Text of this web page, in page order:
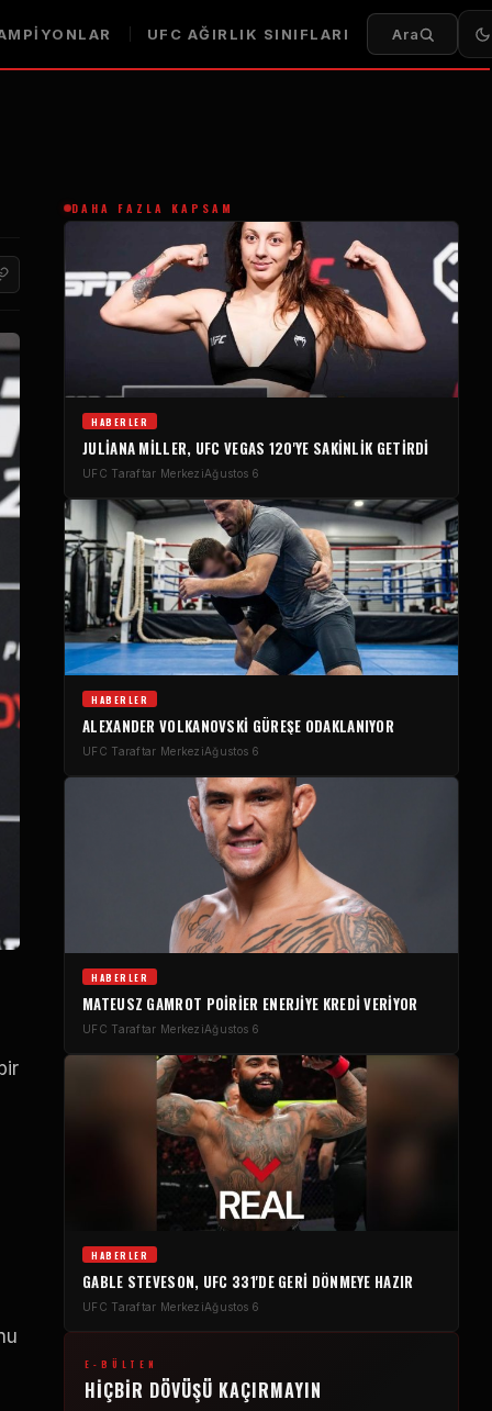
UFC AĞIRLIK SINIFLARI Ara
DAHA FAZLA KAPSAM
HABERLER
JULIANA MILLER, UFC VEGAS 120'YE SAKINLIK GETIRDI
UFC Taraftar MerkeziAğustos 6
HABERLER
ALEXANDER VOLKANOVSKI GÜREŞE ODAKLANIYOR
UFC Taraftar MerkeziAğustos 6
HABERLER
MATEUSZ GAMROT POIRIER ENERJIYE KREDI VERIYOR
UFC Taraftar MerkeziAğustos 6
HABERLER
GABLE STEVESON, UFC 331'DE GERI DÖNMEYE HAZIR
UFC Taraftar MerkeziAğustos 6
E-BÜLTEN
HIÇBIR DÖVÜŞÜ KAÇIRMAYIN